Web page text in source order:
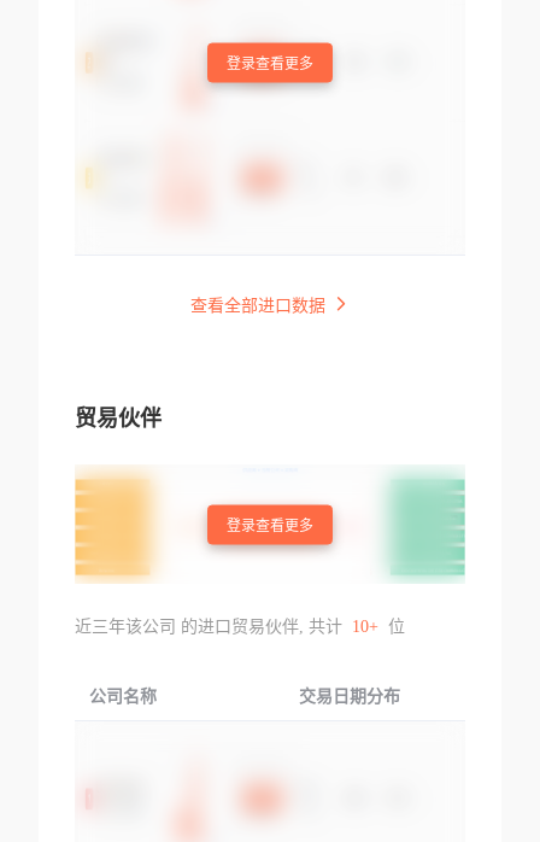
登录查看更多
查看全部进口数据
贸易伙伴
登录查看更多
近三年该公司 的进口贸易伙伴, 共计 10+ 位
公司名称 交易日期分布